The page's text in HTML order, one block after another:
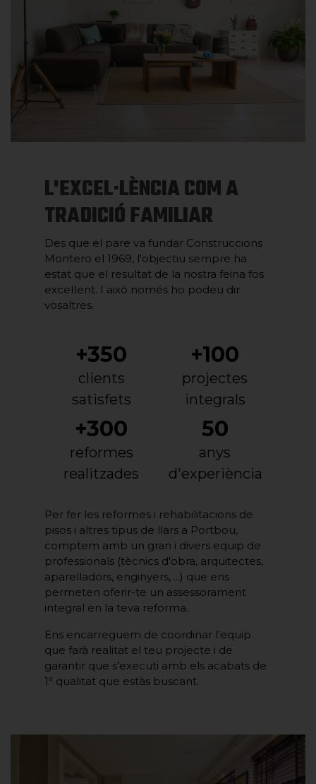
L'EXCEL·LÈNCIA COM A
TRADICIÓ FAMILIAR
Des que el pare va fundar Construccions
Montero el 1969, l'objectiu sempre ha
estat que el resultat de la nostra feina fos
excel·lent. I això només ho podeu dir
vosaltres.
+350
clients
satisfets
+100
projectes
integrals
+300
reformes
realitzades
50
anys
d'experiència
Per fer les reformes i rehabilitacions de
pisos i altres tipus de llars a Portbou,
comptem amb un gran i divers equip de
professionals (tècnics d'obra, arquitectes,
aparelladors, enginyers, ...) que ens
permeten oferir-te un assessorament
integral en la teva reforma.
Ens encarreguem de coordinar l’equip
que farà realitat el teu projecte i de
garantir que s’executi amb els acabats de
1ª qualitat que estàs buscant.